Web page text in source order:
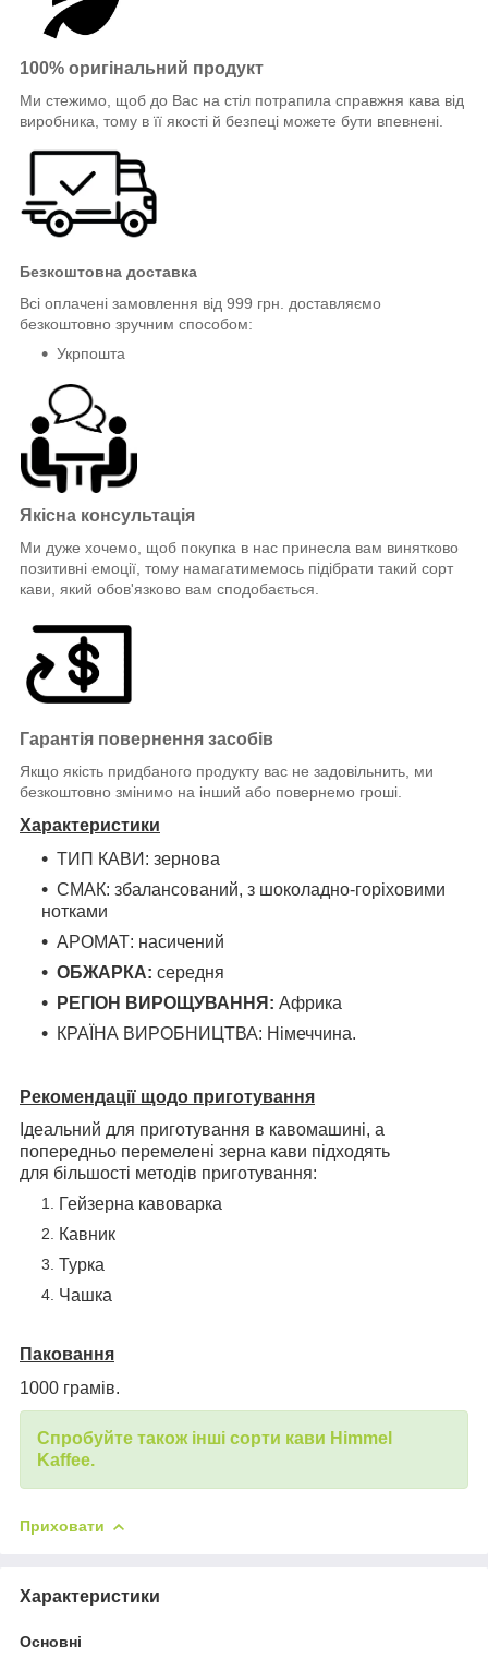
100% оригінальний продукт
Ми стежимо, щоб до Вас на стіл потрапила справжня кава від
виробника, тому в її якості й безпеці можете бути впевнені.
Безкоштовна доставка
Всі оплачені замовлення від 999 грн. доставляємо
безкоштовно зручним способом:
Укрпошта
Якісна консультація
Ми дуже хочемо, щоб покупка в нас принесла вам винятково
позитивні емоції, тому намагатимемось підібрати такий сорт
кави, який обов'язково вам сподобається.
Гарантія повернення засобів
Якщо якість придбаного продукту вас не задовільнить, ми
безкоштовно змінимо на інший або повернемо гроші.
Характеристики
ТИП КАВИ: зернова
СМАК: збалансований, з шоколадно-горіховими
нотками
АРОМАТ: насичений
ОБЖАРКА: середня
РЕГІОН ВИРОЩУВАННЯ: Африка
КРАЇНА ВИРОБНИЦТВА: Німеччина.
Рекомендації щодо приготування
Ідеальний для приготування в кавомашині, а
попередньо перемелені зерна кави підходять
для більшості методів приготування:
Гейзерна кавоварка
Кавник
Турка
Чашка
Паковання
1000 грамів.
Спробуйте також інші сорти кави Himmel
Kaffee.
Приховати
Характеристики
Основні